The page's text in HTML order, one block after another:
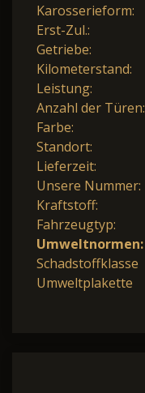
Karosserieform:
Erst-Zul.:
Getriebe:
Kilometerstand:
Leistung:
Anzahl der Türen:
Farbe:
Standort:
Lieferzeit:
Unsere Nummer:
Kraftstoff:
Fahrzeugtyp:
Umweltnormen:
Schadstoffklasse
Umweltplakette